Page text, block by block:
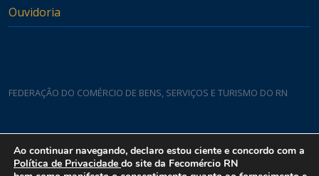
Ouvidoria
FEDERAÇÃO DO COMÉRCIO DE BENS, SERVIÇOS E TURISMO DO RN
Rua Padre João Damasceno, 1935 - Lagoa Nova CEP 59075-760
Ao continuar navegando, declaro estou ciente e concordo com a
Política de Privacidade do site da Fecomércio RN